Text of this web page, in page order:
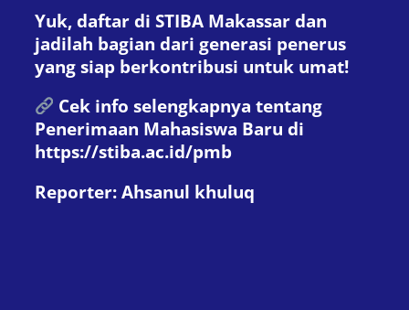
Yuk, daftar di STIBA Makassar dan
jadilah bagian dari generasi penerus
yang siap berkontribusi untuk umat!
Cek info selengkapnya tentang
Penerimaan Mahasiswa Baru di
https://stiba.ac.id/pmb
Reporter: Ahsanul khuluq